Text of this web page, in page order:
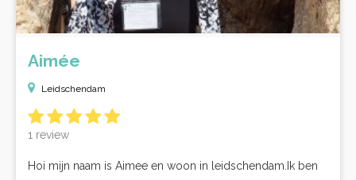
Aimée
Leidschendam
1 review
Hoi mijn naam is Aimee en woon in leidschendam.Ik ben